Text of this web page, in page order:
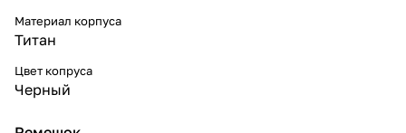
Материал корпуса
Титан
Цвет копруса
Черный